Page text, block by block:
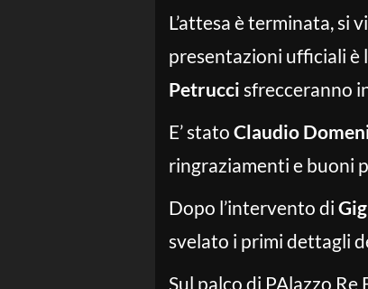
L’attesa è terminata, si
presentazioni ufficiali è
Petrucci sfrecceranno
E’ stato Claudio
ringraziamenti e buoni
Dopo l’intervento di
svelato i primi dettagli
Sul palco di PAlazzo